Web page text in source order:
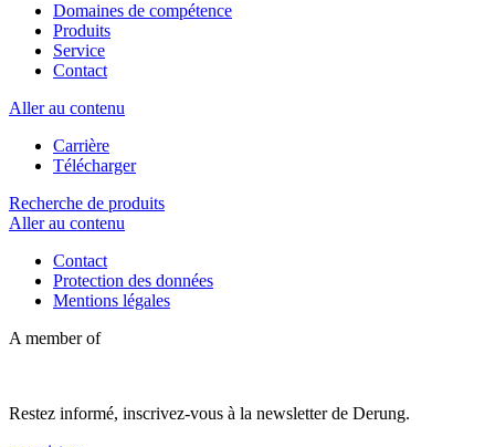
Domaines de compétence
Produits
Service
Contact
Aller au contenu
Carrière
Télécharger
Recherche de produits
Aller au contenu
Contact
Protection des données
Mentions légales
A member of
Restez informé, inscrivez-vous à la newsletter de Derung.